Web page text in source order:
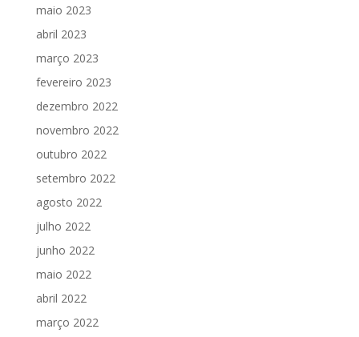
maio 2023
abril 2023
março 2023
fevereiro 2023
dezembro 2022
novembro 2022
outubro 2022
setembro 2022
agosto 2022
julho 2022
junho 2022
maio 2022
abril 2022
março 2022